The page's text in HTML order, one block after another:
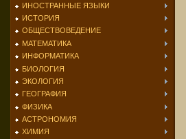
ИНОСТРАННЫЕ ЯЗЫКИ
ИСТОРИЯ
ОБЩЕСТВОВЕДЕНИЕ
МАТЕМАТИКА
ИНФОРМАТИКА
БИОЛОГИЯ
ЭКОЛОГИЯ
ГЕОГРАФИЯ
ФИЗИКА
АСТРОНОМИЯ
ХИМИЯ